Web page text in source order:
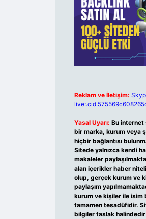
Reklam ve İletişim:
Yasal Uyarı: Bu internet
bir marka, kurum veya
hiçbir bağlantısı
Sitede yalnızca kendi
makaleler
alan içerikler haber
olup, gerçek kurum ve
paylaşım
kurum ve kişiler ile isim
tamamen tesadüfidir.
bilgiler taslak